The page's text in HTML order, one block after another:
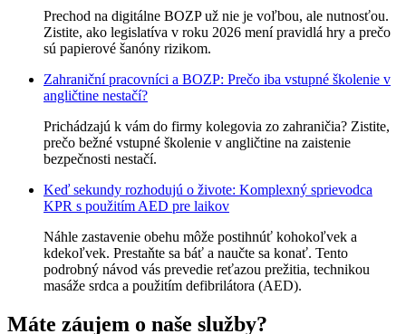
Prechod na digitálne BOZP už nie je voľbou, ale nutnosťou.
Zistite, ako legislatíva v roku 2026 mení pravidlá hry a prečo
sú papierové šanóny rizikom.
Zahraniční pracovníci a BOZP: Prečo iba vstupné školenie v
angličtine nestačí?
Prichádzajú k vám do firmy kolegovia zo zahraničia? Zistite,
prečo bežné vstupné školenie v angličtine na zaistenie
bezpečnosti nestačí.
Keď sekundy rozhodujú o živote: Komplexný sprievodca
KPR s použitím AED pre laikov
Náhle zastavenie obehu môže postihnúť kohokoľvek a
kdekoľvek. Prestaňte sa báť a naučte sa konať. Tento
podrobný návod vás prevedie reťazou prežitia, technikou
masáže srdca a použitím defibrilátora (AED).
Máte záujem o naše služby?